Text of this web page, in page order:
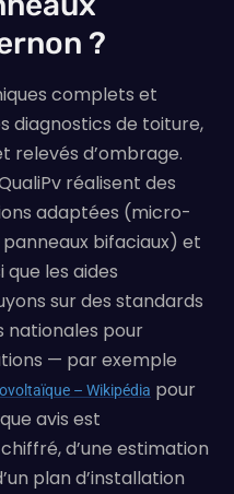
?
complets et
diagnostics de toiture,
relevés d’ombrage.
réalisent des
adaptées (micro-
bifaciaux) et
les aides
sur des standards
nationales pour
— par exemple
– Wikipédia pour
avis est
d’une estimation
plan d’installation